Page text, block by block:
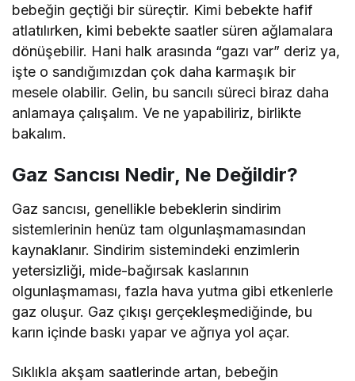
bebeğin geçtiği bir süreçtir. Kimi bebekte hafif
atlatılırken, kimi bebekte saatler süren ağlamalara
dönüşebilir. Hani halk arasında “gazı var” deriz ya,
işte o sandığımızdan çok daha karmaşık bir
mesele olabilir. Gelin, bu sancılı süreci biraz daha
anlamaya çalışalım. Ve ne yapabiliriz, birlikte
bakalım.
Gaz Sancısı Nedir, Ne Değildir?
Gaz sancısı, genellikle bebeklerin sindirim
sistemlerinin henüz tam olgunlaşmamasından
kaynaklanır. Sindirim sistemindeki enzimlerin
yetersizliği, mide-bağırsak kaslarının
olgunlaşmaması, fazla hava yutma gibi etkenlerle
gaz oluşur. Gaz çıkışı gerçekleşmediğinde, bu
karın içinde baskı yapar ve ağrıya yol açar.
Sıklıkla akşam saatlerinde artan, bebeğin